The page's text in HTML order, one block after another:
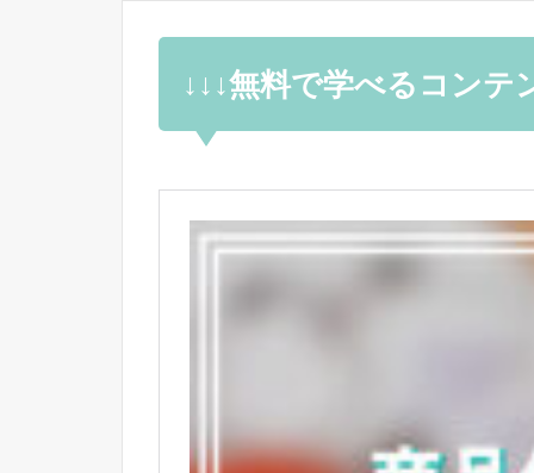
↓↓↓無料で学べるコン